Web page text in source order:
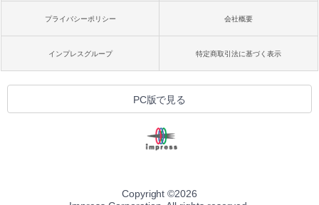
プライバシーポリシー 会社概要
インプレスグループ 特定商取引法に基づく表示
PC版で見る
Copyright ©2026